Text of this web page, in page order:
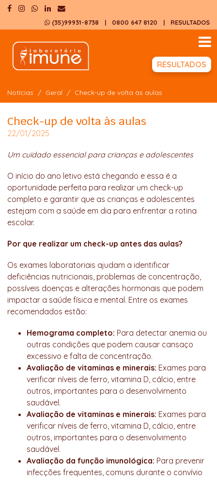
(35)99931-8738 | 0800 647 8120 | RESULTADOS
RESULTADOS
Notícias Geral Check-up de volta às aulas
Check-up de volta às aulas
22/01/2025
Um cuidado essencial para crianças e adolescentes
O início do ano letivo está chegando e essa é a
oportunidade perfeita para realizar um check-up
completo e garantir que as crianças e adolescentes
estejam com a saúde em dia para enfrentar a rotina
escolar.
Por que realizar um check-up antes das aulas?
Os exames laboratoriais ajudam a identificar
deficiências nutricionais, problemas de concentração,
possíveis doenças e alterações hormonais que podem
impactar a saúde física e mental. Entre os exames
recomendados estão:
Hemograma completo: Para detectar anemia ou
outras condições que podem causar cansaço
excessivo e falta de concentração.
Avaliação de vitaminas e minerais: Exames para
verificar níveis de ferro, vitamina D, cálcio, entre
outros, importantes para o desenvolvimento
saudável.
Avaliação de vitaminas e minerais: Exames para
verificar níveis de ferro, vitamina D, cálcio, entre
outros, importantes para o desenvolvimento
saudável.
Avaliação da função imunológica: Para prevenir
infecções frequentes, comuns durante o convívio